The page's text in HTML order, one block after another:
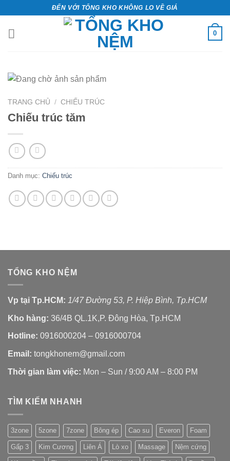
nội
ĐẾN VỚI TỔNG KHO KHÔNG LO VỀ GIÁ
0
TRANG CHỦ / CHIẾU TRÚC
Chiếu trúc tăm
Danh mục: Chiếu trúc
TỔNG KHO NỆM
Vp tại Tp.HCM: 1/47 Đường 53, P. Hiệp Bình, Tp.HCM
Kho hàng: 36/4B QL.1K,P. Đông Hòa, Tp.HCM
Hotline: 0916000204 – 0916000704
Email: tongkhonem@gmail.com
Thời gian làm việc: Mon – Sun / 9:00 AM – 8:00 PM
TÌM KIẾM NHANH
3zone 5zone 7zone Bông ép Cao su Everon Foam
Gấp 3 Kim Cương Liên Á Lò xo Massage Nệm cứng